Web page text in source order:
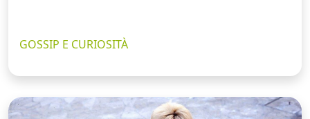
GOSSIP E CURIOSITÀ